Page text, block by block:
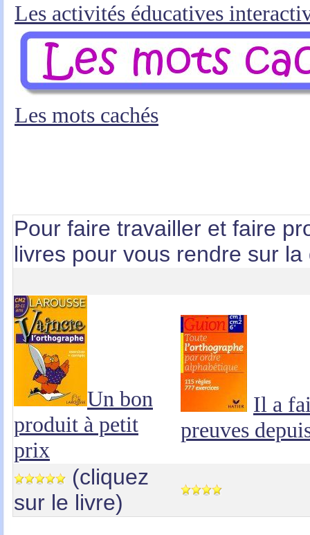
Les activités éducatives
Les mots cachés
Pour faire travailler et faire
livres pour vous rendre sur
Un bon
produit à petit
prix
Il a
preuves
(cliquez
sur le livre)